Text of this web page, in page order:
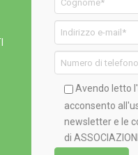
Avendo letto
acconsento
newsletter e le
di